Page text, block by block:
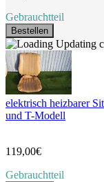
Gebrauchtteil
Bestellen
Updating
elektrisch heizbarer
und T-Modell
119,00€
Gebrauchtteil